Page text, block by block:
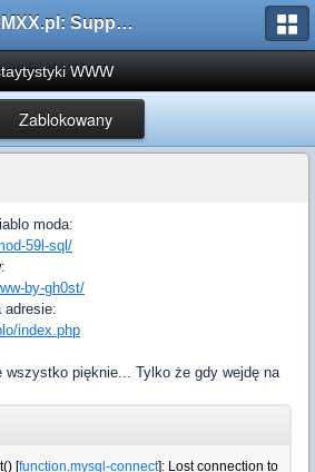
AMXX.pl: Support AMX Mod X i SourceMod
WWW
Zablokowany
moda:
59l-sql/
by-gh0st/
adresie:
index.php
wszystko pięknie... Tylko że gdy wejdę na
[function.mysql-connect]: Lost connection to